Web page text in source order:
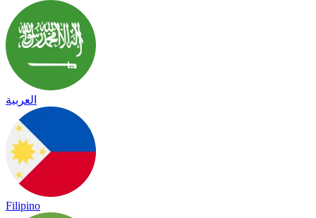
العربية
Filipino